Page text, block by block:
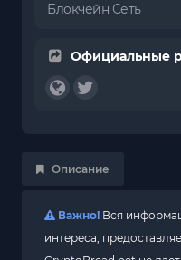
Блокчейн Сеть
Официальные
Описание
Важно! Вся
интереса,